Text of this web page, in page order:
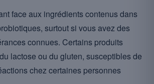
face aux ingrédients contenus dans
surtout si vous avez des
connues. Certains produits
lactose ou du gluten, susceptibles de
chez certaines personnes